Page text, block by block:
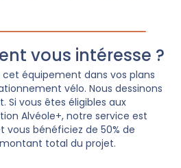
vous intéresse ?
équipement dans vos plans
vélo. Nous dessinons
Si vous êtes éligibles aux
Alvéole+, notre service est
vous bénéficiez de 50% de
total du projet.